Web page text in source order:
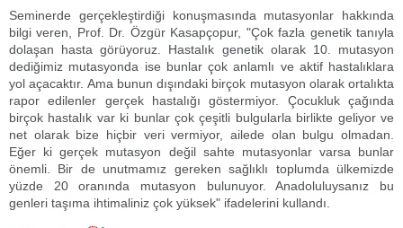
Seminerde gerçekleştirdiği konuşmasında mutasyonlar hakkında
bilgi veren, Prof. Dr. Özgür Kasapçopur, "Çok fazla genetik tanıyla
dolaşan hasta görüyoruz. Hastalık genetik olarak 10. mutasyon
dediğimiz mutasyonda ise bunlar çok anlamlı ve aktif hastalıklara
yol açacaktır. Ama bunun dışındaki birçok mutasyon olarak ortalıkta
rapor edilenler gerçek hastalığı göstermiyor. Çocukluk çağında
birçok hastalık var ki bunlar çok çeşitli bulgularla birlikte geliyor ve
net olarak bize hiçbir veri vermiyor, ailede olan bulgu olmadan.
Eğer ki gerçek mutasyon değil sahte mutasyonlar varsa bunlar
önemli. Bir de unutmamız gereken sağlıklı toplumda ülkemizde
yüzde 20 oranında mutasyon bulunuyor. Anadoluluysanız bu
genleri taşıma ihtimaliniz çok yüksek" ifadelerini kullandı.